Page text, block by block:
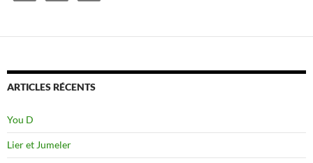
ARTICLES RÉCENTS
You D
Lier et Jumeler